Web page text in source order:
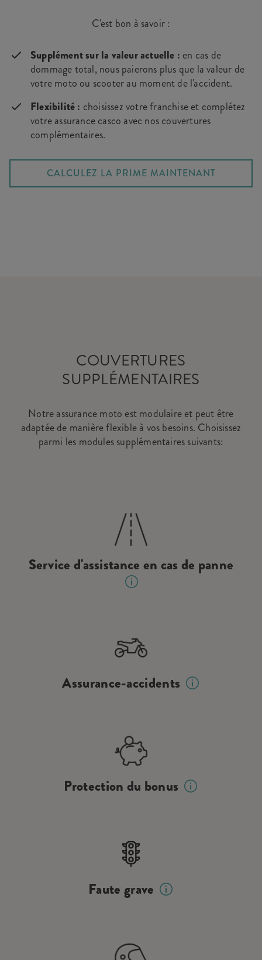
C'est bon à savoir :
Supplément sur la valeur actuelle : en cas de
dommage total, nous paierons plus que la valeur de
votre moto ou scooter au moment de l'accident.
Flexibilité : choisissez votre franchise et complétez
votre assurance casco avec nos couvertures
complémentaires.
CALCULEZ LA PRIME MAINTENANT
COUVERTURES
SUPPLÉMENTAIRES
Notre assurance moto est modulaire et peut être
adaptée de manière flexible à vos besoins. Choisissez
parmi les modules supplémentaires suivants:
Service d'assistance en cas de panne
Assurance-accidents
Protection du bonus
Faute grave